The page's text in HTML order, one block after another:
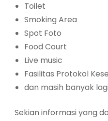
Toilet
Smoking Area
Spot Foto
Food Court
Live music
Fasilitas Protokol
dan masih banyak
Sekian informasi yang